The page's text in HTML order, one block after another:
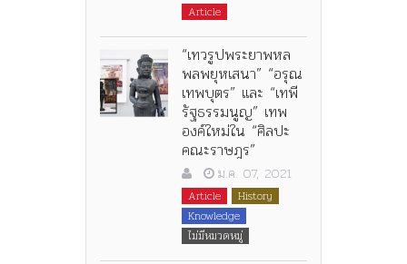
Article
“เทวรูปพระยาพหล
พลพยุหเสนา” “อรุณ
เทพบุตร” และ “เทพี
รัฐธรรมนูญ” เทพ
องค์ใหม่ใน “ศิลปะ
คณะราษฎร”
ม.ค. 07, 2021
Article
History
Knowledge
ไม่มีหมวดหมู่